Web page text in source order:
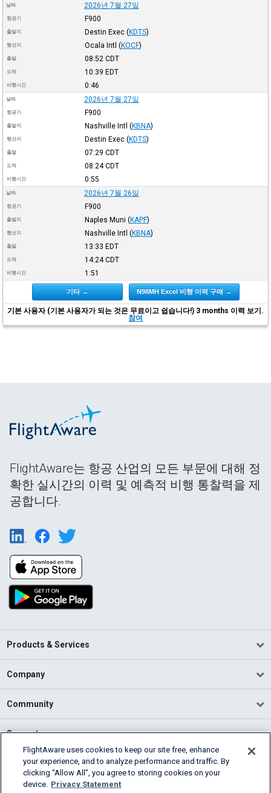
날짜 2026년 7월 27일
항공기 F900
출발지 Destin Exec (KDTS)
행선지 Ocala Intl (KOCF)
출발 08:52 CDT
도착 10:39 EDT
비행시간 0:46
날짜 2026년 7월 27일
항공기 F900
출발지 Nashville Intl (KBNA)
행선지 Destin Exec (KDTS)
출발 07:29 CDT
도착 08:24CDT
비행시간 0:55
날짜 2026년 7월 26일
항공기 F900
출발지 Naples Muni (KAPF)
행선지 Nashville Intl (KBNA)
출발 13:33 EDT
도착 14:24CDT
비행시간 1:51
기타 → N98MH Excel 비행 이력 구매 →
기본 사용자 (기본 사용자가 되는 것은 무료이고 쉽습니다!) 3 months 이력 보기.
참여
FlightAware는 항공 산업의 모든 부문에 대해 정
확한 실시간의 이력 및 예측적 비행 통찰력을 제
공합니다.
Products & Services
Company
Community
Support
English (USA)
2026 FlightAware
FlightAware uses cookies to keep our site free, enhance
your experience, and to analyze performance and traffic. By
clicking “Allow All”, you agree to storing cookies on your
device. Privacy Statement